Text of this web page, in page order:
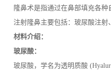
隆鼻术是指通过在鼻部填充各种
注射隆鼻主要包括：玻尿酸注射
材料介绍：
玻尿酸：
玻尿酸，学名为透明质酸